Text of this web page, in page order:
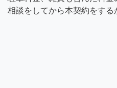
相談をしてから本契約をする